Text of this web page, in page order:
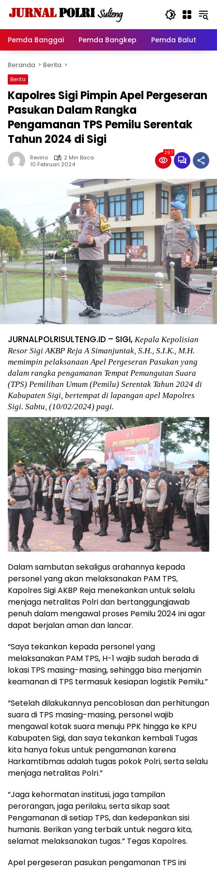
Pemda Banggai
Pemda Bangkep Pemda Balut
Beranda Berita
Berita
Kapolres Sigi Pimpin Apel Pergeseran
Pasukan Dalam Rangka
Pengamanan TPS Pemilu Serentak
Tahun 2024 di Sigi
Revino
2 Min Baca
10 Februari 2024
297
JURNALPOLRISULTENG.ID – SIGI, Kepala Kepolisian
Resor Sigi AKBP Reja A Simanjuntak, S.H., S.I.K., M.H.
memimpin pelaksanaan Apel Pergeseran Pasukan yang
dalam rangka pengamanan Tempat Pemungutan Suara
(TPS) Pemilihan Umum (Pemilu) Serentak Tahun 2024 di
Kabupaten Sigi, bertempat di lapangan apel Mapolres
Sigi. Sabtu, (10/02/2024) pagi.
Dalam sambutan sekaligus arahannya kepada
personel yang akan melaksanakan PAM TPS,
Kapolres Sigi AKBP Reja menekankan untuk selalu
menjaga netralitas Polri dan bertanggungjawab
penuh dalam mengawal proses Pemilu 2024 ini agar
dapat berjalan aman dan lancar.
“Saya tekankan kepada personel yang
melaksanakan PAM TPS, H-1 wajib sudah berada di
lokasi TPS masing-masing, sehingga bisa menjamin
keamanan di TPS termasuk kesiapan logistik Pemilu.”
“Setelah dilakukannya pencoblosan dan perhitungan
suara di TPS masing-masing, personel wajib
mengawal kotak suara menuju PPK hingga ke KPU
Kabupaten Sigi, dan saya tekankan kembali Tugas
kita hanya fokus untuk pengamanan karena
Harkamtibmas adalah tugas pokok Polri, serta selalu
menjaga netralitas Polri.”
“Jaga kehormatan institusi, jaga tampilan
perorangan, jaga perilaku, serta sikap saat
Pengamanan di setiap TPS, dan kedepankan sisi
humanis. Berikan yang terbaik untuk negara kita,
selamat melaksanakan tugas.” Tegas Kapolres.
Apel pergeseran pasukan pengamanan TPS ini